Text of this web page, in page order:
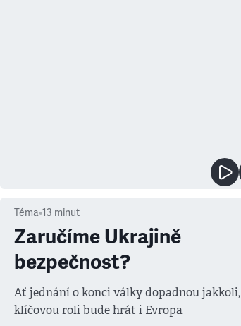
Téma•13 minut
Zaručíme Ukrajině
bezpečnost?
Ať jednání o konci války dopadnou jakkoli,
klíčovou roli bude hrát i Evropa